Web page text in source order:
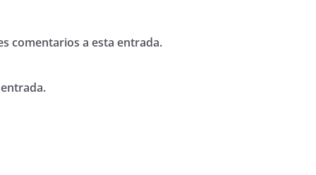
comentarios a esta entrada.